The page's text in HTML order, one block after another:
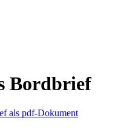
Bordbrief
als pdf-Dokument